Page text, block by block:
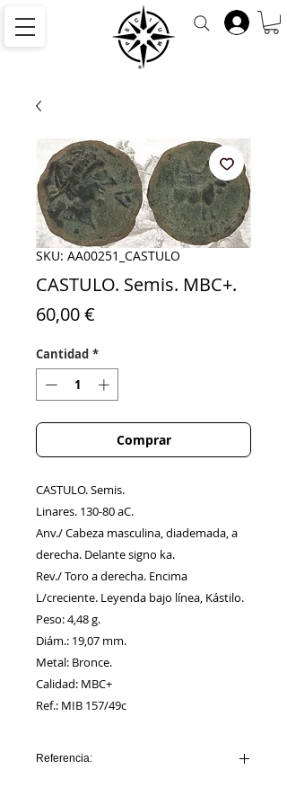
SKU: AA00251_CASTULO
CASTULO. Semis. MBC+.
60,00 €
Cantidad *
Comprar
CASTULO. Semis.
Linares. 130-80 aC.
Anv./ Cabeza masculina, diademada, a
derecha. Delante signo ka.
Rev./ Toro a derecha. Encima
L/creciente. Leyenda bajo línea, Kástilo.
Peso: 4,48 g.
Diám.: 19,07 mm.
Metal: Bronce.
Calidad: MBC+
Ref.: MIB 157/49c
Referencia: